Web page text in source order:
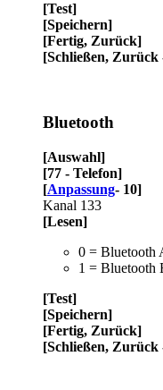
[Test]
[Speichern]
[Fertig, Zurück]
[Schließen, Zurück
Bluetooth
[Auswahl]
[77 - Telefon]
[Anpassung- 10]
Kanal 133
[Lesen]
0 = Bluetooth
1 = Bluetooth
[Test]
[Speichern]
[Fertig, Zurück]
[Schließen, Zurück